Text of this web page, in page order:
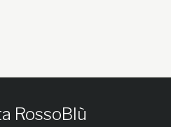
RossoBlù